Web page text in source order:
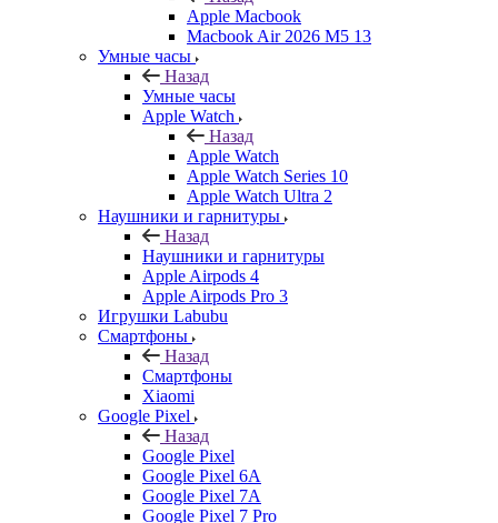
Apple Macbook
Macbook Air 2026 M5 13
Умные часы
Назад
Умные часы
Apple Watch
Назад
Apple Watch
Apple Watch Series 10
Apple Watch Ultra 2
Наушники и гарнитуры
Назад
Наушники и гарнитуры
Apple Airpods 4
Apple Airpods Pro 3
Игрушки Labubu
Смартфоны
Назад
Смартфоны
Xiaomi
Google Pixel
Назад
Google Pixel
Google Pixel 6A
Google Pixel 7А
Google Pixel 7 Pro